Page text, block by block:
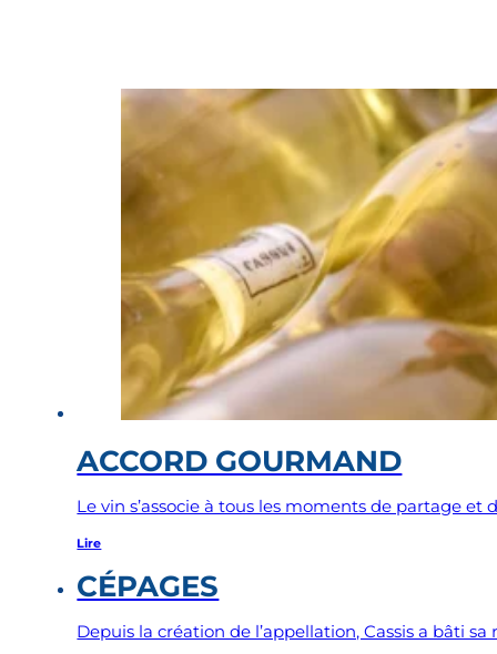
ACCORD GOURMAND
Le vin s’associe à tous les moments de partage
Lire
CÉPAGES
Depuis la création de l’appellation, Cassis a bâti